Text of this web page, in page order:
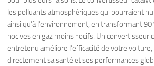
les polluants atmosphériques qui pourraient
ainsi qu’à l’environnement, en transformant 90
nocives en gaz moins nocifs. Un convertisseur
entretenu améliore l’efficacité de votre voiture,
directement sa santé et ses performances